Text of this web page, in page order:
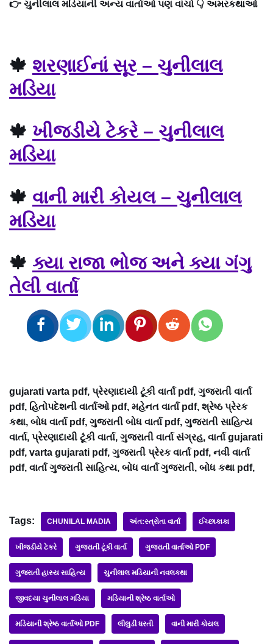
👉 ચુનીલાલ મડિયાની અન્ય વાર્તાઓ પણ વાંચો 👇 અમરકથાઓ
🍁 શરણાઈનાં સૂર – ચુનીલાલ
મડિયા
🍁 ખીજડીયે ટેકરે – ચુનીલાલ
મડિયા
🍁 વાની મારી કોયલ – ચુનીલાલ
મડિયા
🍁 ક્યા રાજા ભોજ અને ક્યા ગંગુ
તેલી વાર્તા
gujarati varta pdf, પ્રેરણાદાયી ટૂંકી વાર્તા pdf, ગુજરાતી વાર્તા
pdf, હિતોપદેશની વાર્તાઓ pdf, મહેનત વાર્તા pdf, શ્રેષ્ઠ પ્રેરક
કથા, બોધ વાર્તા pdf, ગુજરાતી બોધ વાર્તા pdf, ગુજરાતી સાહિત્ય
વાર્તા, પ્રેરણાદાયી ટૂંકી વાર્તા, ગુજરાતી વાર્તા સંગ્રહ, વાર્તા gujarati
pdf, varta gujarati pdf, ગુજરાતી પ્રેરક વાર્તા pdf, નવી વાર્તા
pdf, વાર્તા ગુજરાતી સાહિત્ય, બોધ વાર્તા ગુજરાતી, બોધ કથા pdf,
Tags: CHUNILAL MADIA અંત:સ્ત્રોતા વાર્તા ઈચ્છાકાકા
ખીજડીયે ટેકરે ગુજરાતી ટૂંકી વાર્તા ગુજરાતી વાર્તાઓ PDF
ગુજરાતી હાસ્ય સાહિત્ય ચુનીલાલ મડિયાની નવલકથા
જીવદયા ચુનીલાલ મડિયા મડિયાની શ્રેષ્ઠ વાર્તાઓ
મડિયાની શ્રેષ્ઠ વાર્તાઓ PDF લીલુડી ધરતી વાની મારી કોયલ